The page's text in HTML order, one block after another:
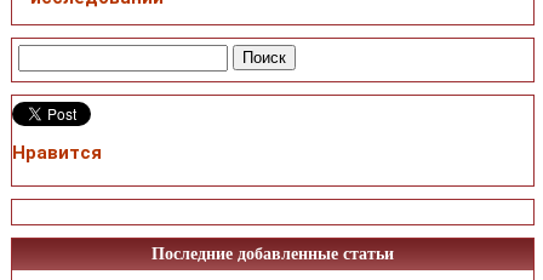
Нравится
Последние добавленные статьи